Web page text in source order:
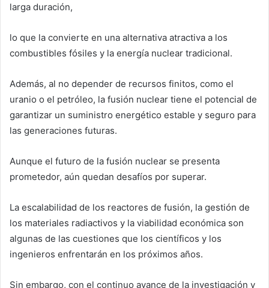
larga duración,
lo que la convierte en una alternativa atractiva a los
combustibles fósiles y la energía nuclear tradicional.
Además, al no depender de recursos finitos, como el
uranio o el petróleo, la fusión nuclear tiene el potencial de
garantizar un suministro energético estable y seguro para
las generaciones futuras.
Aunque el futuro de la fusión nuclear se presenta
prometedor, aún quedan desafíos por superar.
La escalabilidad de los reactores de fusión, la gestión de
los materiales radiactivos y la viabilidad económica son
algunas de las cuestiones que los científicos y los
ingenieros enfrentarán en los próximos años.
Sin embargo, con el continuo avance de la investigación y